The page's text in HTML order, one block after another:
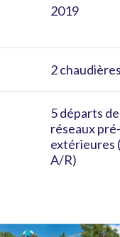
2019
2
5 départs
réseaux
extérieures
A/R)